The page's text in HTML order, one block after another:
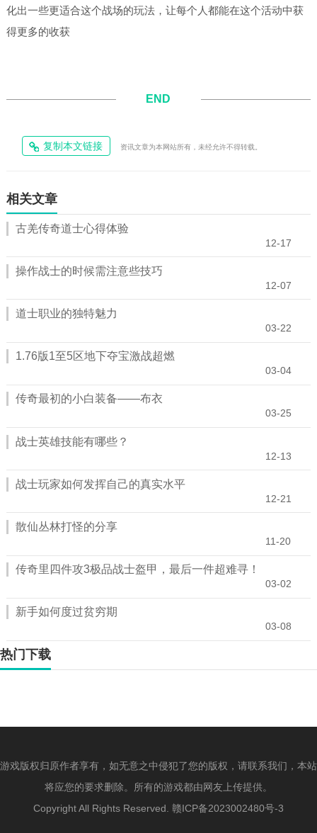
化出一些更适合这个战场的玩法，让每个人都能在这个活动中获
得更多的收获
END
复制本文链接 资讯文章为本网站所有，未经允许不得转载。
相关文章
古羌传奇道士心得体验
12-17
操作战士的时候需注意些技巧
12-07
道士职业的独特魅力
03-22
1.76版1至5区地下夺宝激战超燃
03-04
传奇最初的小白装备——布衣
03-25
战士英雄技能有哪些？
12-13
战士玩家如何发挥自己的真实水平
12-21
散仙丛林打怪的分享
11-20
传奇里四件攻3极品战士盔甲，最后一件超难寻！
03-02
新手如何度过贫穷期
03-08
热门下载
游戏版权归原作者享有，如无意之中侵犯了您的版权，请联系我们，本站
将应您的要求删除。所有的游戏都由网友上传提供。
Copyright All Rights Reserved. 赣ICP备2023002480号-3